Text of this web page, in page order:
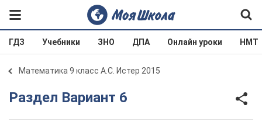
ГДЗ Учебники ЗНО ДПА Онлайн уроки НМТ
Математика 9 класс А.С. Истер 2015
Раздел Вариант 6